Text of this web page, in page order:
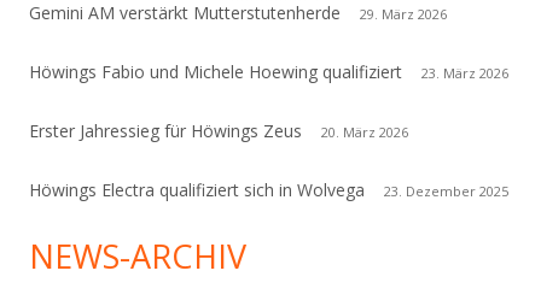
Gemini AM verstärkt Mutterstutenherde 29. März 2026
Höwings Fabio und Michele Hoewing qualifiziert 23. März 2026
Erster Jahressieg für Höwings Zeus 20. März 2026
Höwings Electra qualifiziert sich in Wolvega 23. Dezember 2025
NEWS-ARCHIV